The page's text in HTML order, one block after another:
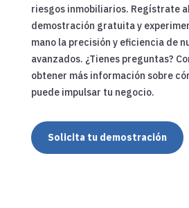
riesgos inmobiliarios. Regístrate
demostración gratuita y
mano la precisión y eficiencia de
avanzados. ¿Tienes preguntas?
obtener más información sobre
puede impulsar tu negocio.
Solicita tu demostración